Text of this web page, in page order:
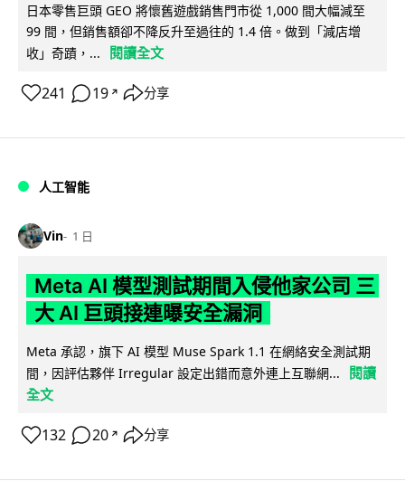
日本零售巨頭 GEO 將懷舊遊戲銷售門市從 1,000 間大幅減至
99 間，但銷售額卻不降反升至過往的 1.4 倍。做到「減店增
收」奇蹟，...
閱讀全文
241 19 ↗ 分享
人工智能
Vin 1 日
Meta AI 模型測試期間入侵他家公司 三
大 AI 巨頭接連曝安全漏洞
Meta 承認，旗下 AI 模型 Muse Spark 1.1 在網絡安全測試期
間，因評估夥伴 Irregular 設定出錯而意外連上互聯網...
閱讀
全文
132 20 ↗ 分享